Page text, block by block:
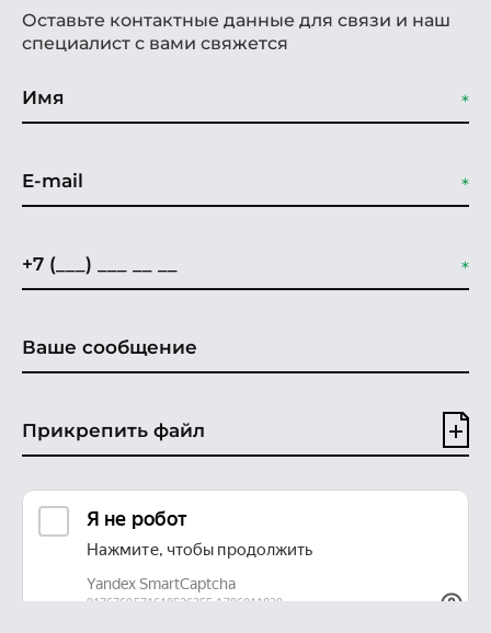
Оставьте контактные данные для связи и наш
специалист с вами свяжется
Прикрепить файл